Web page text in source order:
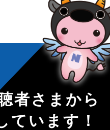
ています！